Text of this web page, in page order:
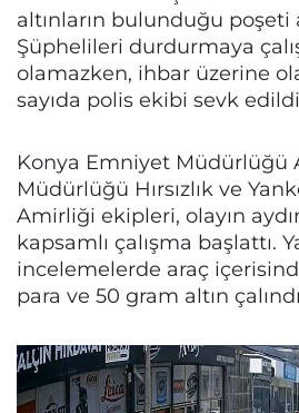
altınların bulunduğu poşeti
Şüphelileri durdurmaya
olamazken, ihbar üzerine
sayıda polis ekibi sevk
Konya Emniyet Müdürlüğü
Müdürlüğü Hırsızlık ve
Amirliği ekipleri, olayın
kapsamlı çalışma başlattı.
incelemelerde araç
para ve 50 gram altın